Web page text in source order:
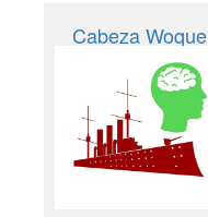
Cabeza Woque